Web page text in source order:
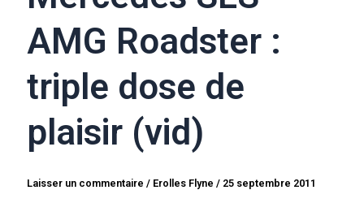
AMG Roadster :
triple dose de
plaisir (vid)
Laisser un commentaire / Erolles Flyne/ 25 septembre 2011